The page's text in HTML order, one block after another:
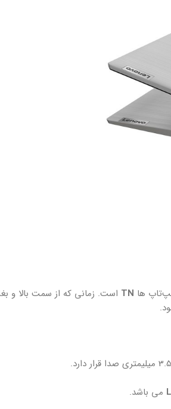
TN است. زمانی که از سمت بالا و
می باشد.